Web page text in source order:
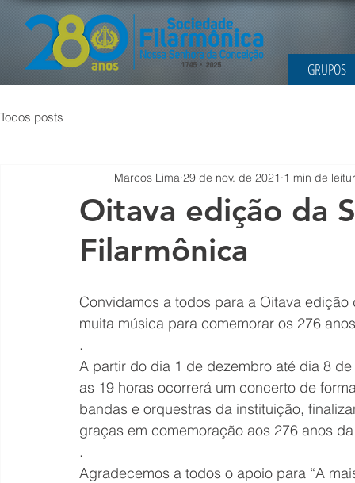
GRUPOS
Todos posts
Oitava edição da
Filarmônica
Marcos Lima 29 de nov. de 2021 1 min de
Convidamos a todos para a Oitava
muita música para comemorar os 276
.
A partir do dia 1 de dezembro até dia 8
as 19 horas ocorrerá um concerto de
bandas e orquestras da instituição,
graças em comemoração aos 276 anos
.
Agradecemos a todos o apoio para “A